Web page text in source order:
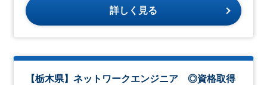
詳しく見る
【栃木県】ネットワークエンジニア ◎資格取得